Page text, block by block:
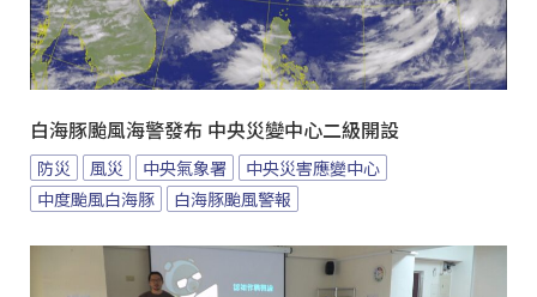
白海豚颱風海警發布 中央災變中心二級開設
防災 風災 中央氣象署
中央災害應變中心
中度颱風白海豚
白海豚颱風警報